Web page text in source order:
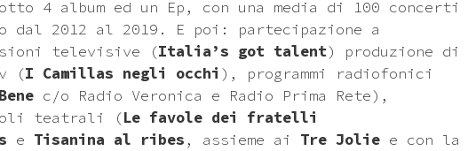
4 album ed un Ep, con una media di 100 concerti
dal 2012 al 2019. E poi: partecipazione a
televisive (Italia’s got talent) produzione di
(I Camillas negli occhi ), programmi radiofonici
c/o Radio Veronica e Radio Prima Rete),
teatrali (Le favole dei fratelli
e Tisanina al ribes, assieme ai Tre Joliee con la